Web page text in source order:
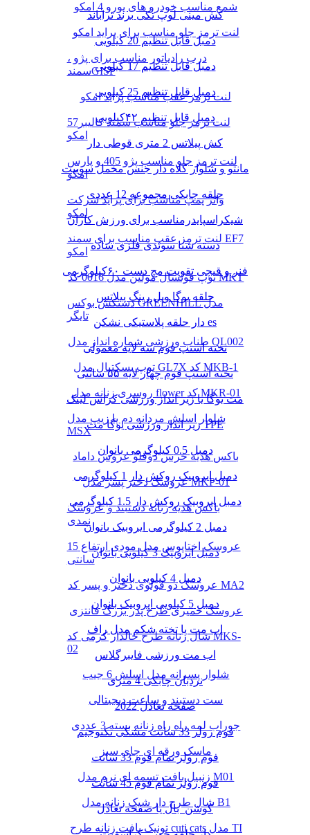
شمع مناسب خودرو های یورو 4 امکو
لنت ترمز جلو مناسب برای پراید امکو
درب رادیاتور مناسب برای پژو ،
سمندGISP
لنت ترمز عقب مناسب پراید امکو
لنت ترمز جلو مناسب سمند کالیبر57
امکو
لنت ترمز جلو مناسب پژو 405 و پارس
امکو
واتر پمپ مناسب برای پراید شرکت
امکو
لنت ترمز عقب مناسب برای سمند EF7
امکو
توپ فوتسال مولتن مدل 0016 کد MKT
دستکش بوکس GREENHILL مدل
تایگر
طناب ورزشی شماره انداز مدل QL002
توپ بسکتبال مدل GL7X کد MKB-1
روسری زنانه مدل flower کد MKR-01
شلوار اسلش مردانه دم پا زیپ مدل
MSX
باکس هدیه خرس دوقلو عروس داماد
عروسک دختر پسر مدل MKP-01
باکس هدیه زنانه دستبند و عروسک
نمدی
عروسک اختاپوس مدل مودی ارتفاع 15
سانتی
عروسک دو قولوی دختر و پسر کد MA2
عروسک خمیری طرح پدر بزرگ فانتزی
شال زنانه طرح خالدار کرمی کد MKS-
02
شلوار پسرانه مدل اسلش 6 جیب
ست دستبند و ساعت دیجیتالی
جوراب لمه راه راه زنانه بسته 3 عددی
ماسک ورقه ای چای سبز
زنبیل بافت تسمه ای نرم مدل M01
شال طرح دار شیک زنانه مدل B1
تونیک بافت زنانه طرح cuti cats مدل TI
کش مینی لوپ تکی برند تراباند
دمبل قابل تنظیم 20 کیلویی
دمبل قابل تنظیم 17 کیلویی
دمبل قابل تنظیم 25 کیلویی
دمبل قابل تنظیم ۴۲کیلویی
کش پیلاتس 2 متری قوطی دار
مانتو و شلوار کلاه دار جنس مخمل سوییت
حلقه چابکی مجموعه 12 عددی
شیکراسپایدرمناسب برای ورزش کاران
دسته شنا سوئدی فلزی ساده
فنر و قیچی تقویت مچ دست ۶۰کیلوگرمی
حلقه یوگا ویل رینگ پیلاتس
دار حلقه پلاستیکی نشکن es
تخته استپ فوم سه لایه معمولی
تخته استپ فوم چهار لایه ۵۵ سانتی
مت یوگا یا زیر انداز ورزشی کراس لینک
زیر انداز ورزشی یوگا مت TPE
دمبل 0.5 کیلوگرمی بانوان
دمبل ایروبیک روکش‌ دار 1 کیلوگرمی
دمبل ایروبیک روکش‌ دار 1.5 کیلوگرمی
دمبل 2 کیلوگرمی ایروبیک بانوان
دمبل ایروبیک 3 کیلویی بانوان
دمبل 4 کیلویی بانوان
دمبل 5 کیلویی ایروبیک بانوان
اب مت یا تخته شکم مدل راف
اب مت ورزشی فایبرگلاس
نردبان چابکی 4 متری
صفحه تعادل 2022
فوم رولر 33 سانت مشکی تکنوجیم
فوم رولر تمام فوم 33 سانت
فوم رولر تمام فوم 45 سانت
کوشن بال یا صفحه تعادل